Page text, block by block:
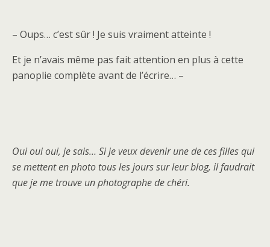
– Oups… c’est sûr ! Je suis vraiment atteinte !
Et je n’avais même pas fait attention en plus à cette
panoplie complète avant de l’écrire… –
Oui oui oui, je sais… Si je veux devenir une de ces filles qui
se mettent en photo tous les jours sur leur blog, il faudrait
que je me trouve un photographe de chéri.